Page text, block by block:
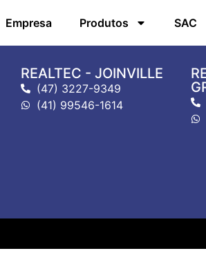
Empresa Produtos SAC
REALTEC - JOINVILLE
(47) 3227-9349
(41) 99546-1614